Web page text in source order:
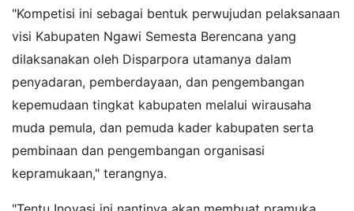
"Kompetisi ini sebagai bentuk perwujudan pelaksanaan
visi Kabupaten Ngawi Semesta Berencana yang
dilaksanakan oleh Disparpora utamanya dalam
penyadaran, pemberdayaan, dan pengembangan
kepemudaan tingkat kabupaten melalui wirausaha
muda pemula, dan pemuda kader kabupaten serta
pembinaan dan pengembangan organisasi
kepramukaan," terangnya.